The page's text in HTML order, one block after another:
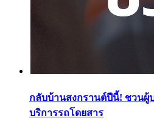
กลับบ้านสงกรานต์ปีนี้! ชวนผู้
บริการรถโดยสาร